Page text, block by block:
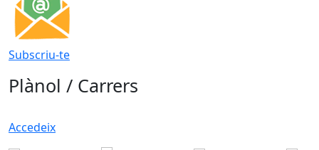
Subscriu-te
Plànol / Carrers
Accedeix